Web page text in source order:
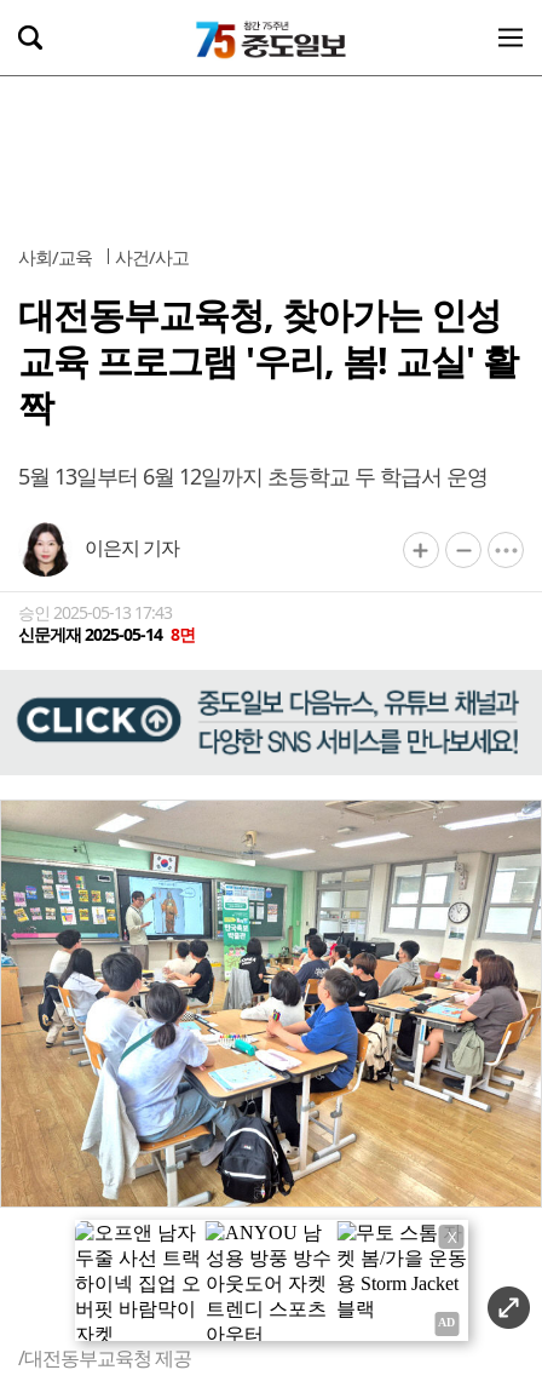
사회/교육 사건/사고
대전동부교육청, 찾아가는 인성
교육 프로그램 '우리, 봄! 교실' 활
짝
5월 13일부터 6월 12일까지 초등학교 두 학급서 운영
이은지 기자
승인 2025-05-13 17:43
신문게재 2025-05-14 8면
X
/대전동부교육청 제공